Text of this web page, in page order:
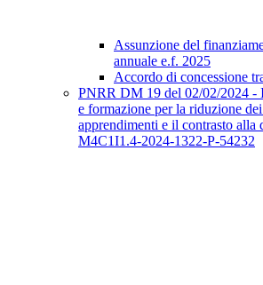
Assunzione del
annuale e.f. 2025
Accordo di concessione
PNRR DM 19 del 02/02/2024 -
e formazione per la riduzione
apprendimenti e il contrasto alla
M4C1I1.4-2024-1322-P-54232